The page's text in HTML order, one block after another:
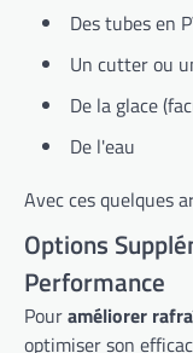
Des tubes en
Un cutter ou
De la glace
De l'eau
Avec ces quelques
Options
Performance
Pouraméliorer
optimiser son